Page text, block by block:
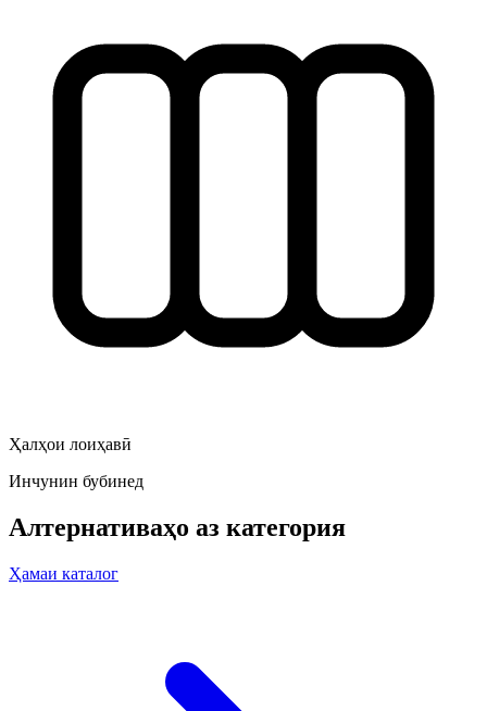
Ҳалҳои лоиҳавӣ
Инчунин бубинед
Алтернативаҳо аз категория
Ҳамаи каталог